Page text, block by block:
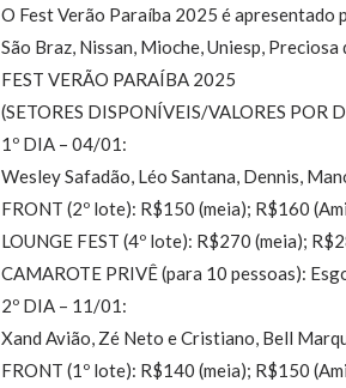
O Fest Verão Paraíba 2025 é apresentado
São Braz, Nissan, Mioche, Uniesp,
FEST VERÃO PARAÍBA 2025
(SETORES DISPONÍVEIS/VALORES POR
1º DIA – 04/01:
Wesley Safadão, Léo Santana, Dennis,
FRONT (2º lote): R$150 (meia); R$160
LOUNGE FEST (4º lote): R$270 (meia);
CAMAROTE PRIVÊ (para 10 pessoas):
2º DIA – 11/01:
Xand Avião, Zé Neto e Cristiano, Bell
FRONT (1º lote): R$140 (meia); R$150